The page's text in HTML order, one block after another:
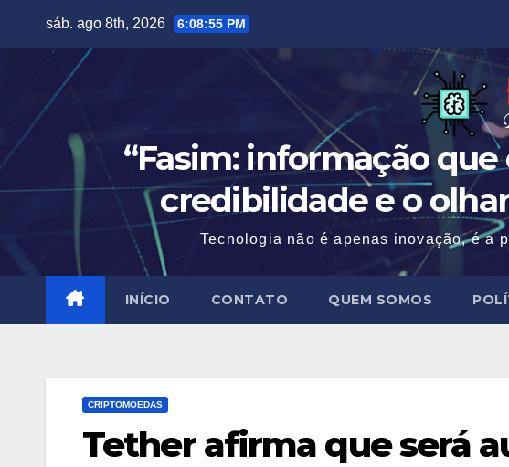
sáb. ago 8th, 2026 6:08:56 PM
“Fasim: informação
credibilidade e o
Tecnologia não é apenas inovação, é a
INÍCIO CONTATO QUEM SOMOS
CRIPTOMOEDAS
Tether afirma que será